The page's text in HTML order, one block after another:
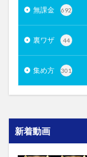
無課金 692
裏ワザ 44
集め方 301
新着動画